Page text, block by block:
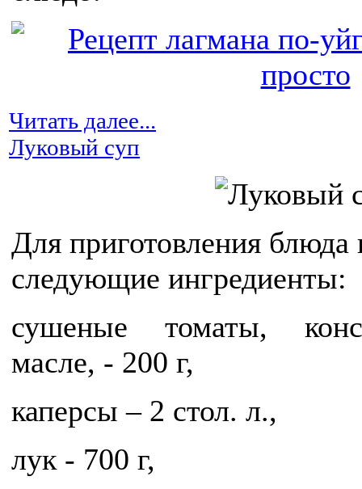
Читать далее...
Луковый суп
Для приготовления блюда
следующие ингредиенты:
сушеные томаты,
масле, - 200 г,
каперсы – 2 стол. л.,
лук - 700 г,